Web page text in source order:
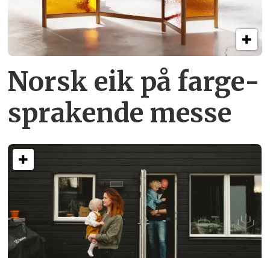
Norsk eik på farge­
sprakende messe